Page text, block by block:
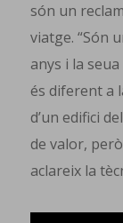
són un
viatge. “Són
anys i la
és diferent a
d’un edifici
de valor,
aclareix la